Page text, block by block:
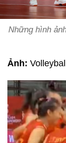
Những hình
Ảnh: